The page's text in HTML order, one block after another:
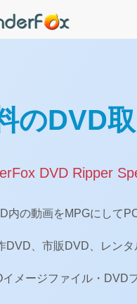
のDVD
DVD Ripper
内の動画をMPGにして
DVD、市販DVD、レン
イメージファイル・DVD